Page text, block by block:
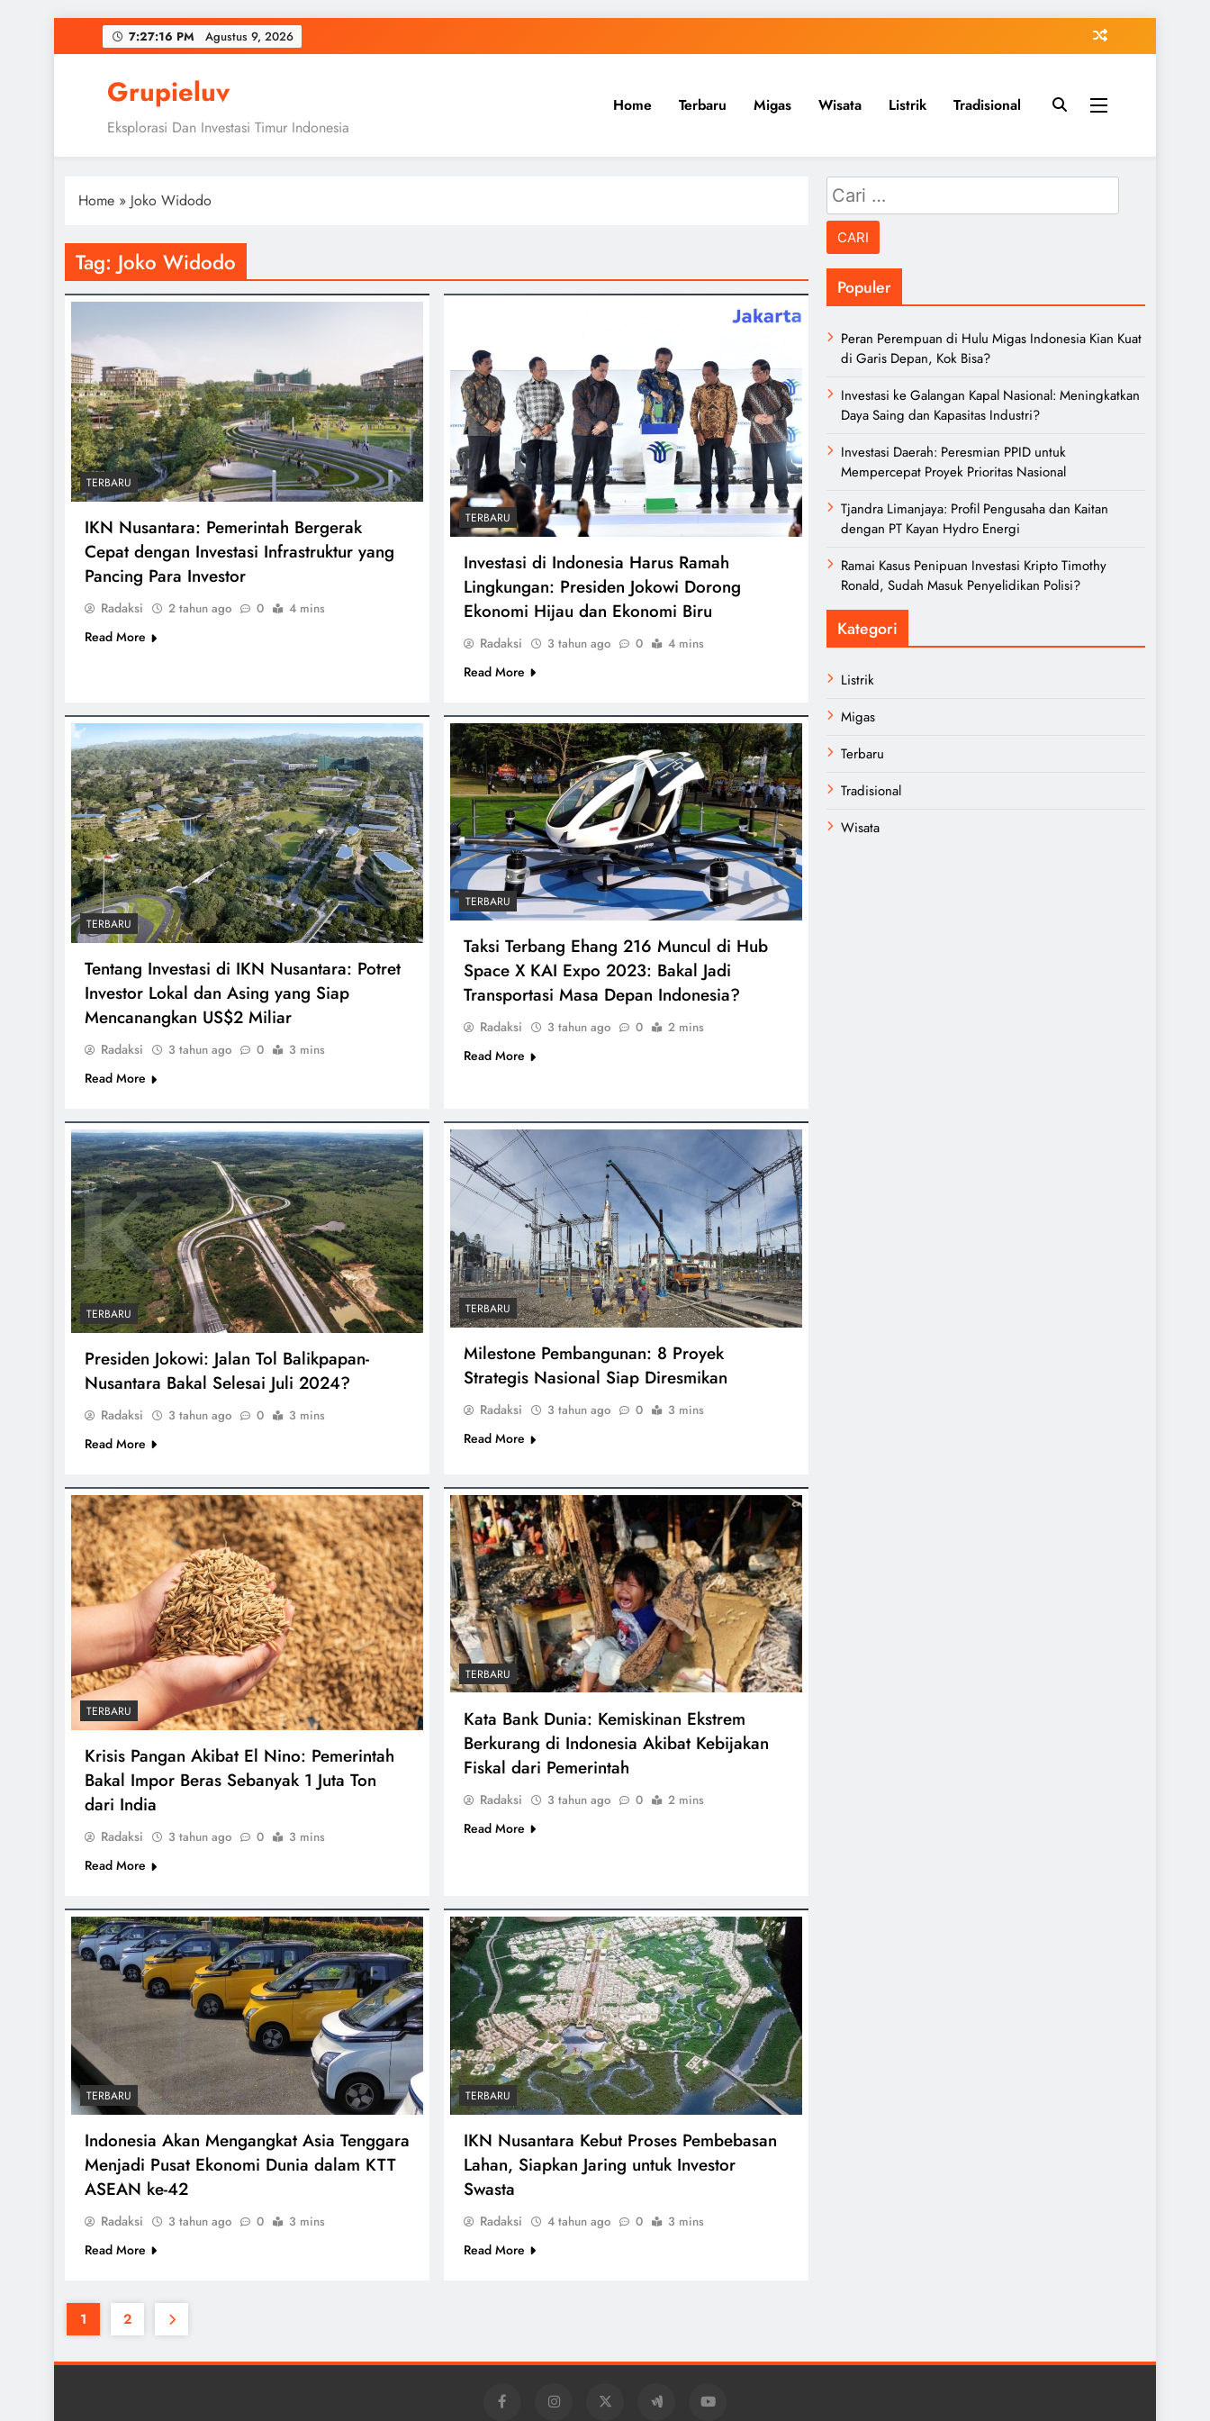
to
7:27:17 PM Agustus 9, 2026
Grupieluv
Eksplorasi Dan Investasi Timur Indonesia
Home Terbaru Migas Wisata Listrik Tradisional
Home » Joko Widodo
Tag: Joko Widodo
TERBARU
IKN Nusantara: Pemerintah Bergerak
Cepat dengan Investasi Infrastruktur yang
Pancing Para Investor
Radaksi 2 tahun ago 0 4 mins
Read More
TERBARU
Investasi di Indonesia Harus Ramah
Lingkungan: Presiden Jokowi Dorong
Ekonomi Hijau dan Ekonomi Biru
Radaksi 3 tahun ago 0 4 mins
Read More
TERBARU
Tentang Investasi di IKN Nusantara: Potret
Investor Lokal dan Asing yang Siap
Mencanangkan US$2 Miliar
Radaksi 3 tahun ago 0 3 mins
Read More
TERBARU
Taksi Terbang Ehang 216 Muncul di Hub
Space X KAI Expo 2023: Bakal Jadi
Transportasi Masa Depan Indonesia?
Radaksi 3 tahun ago 0 2 mins
Read More
TERBARU
Presiden Jokowi: Jalan Tol Balikpapan-
Nusantara Bakal Selesai Juli 2024?
Radaksi 3 tahun ago 0 3 mins
Read More
TERBARU
Milestone Pembangunan: 8 Proyek
Strategis Nasional Siap Diresmikan
Radaksi 3 tahun ago 0 3 mins
Read More
TERBARU
Krisis Pangan Akibat El Nino: Pemerintah
Bakal Impor Beras Sebanyak 1 Juta Ton
dari India
Radaksi 3 tahun ago 0 3 mins
Read More
TERBARU
Kata Bank Dunia: Kemiskinan Ekstrem
Berkurang di Indonesia Akibat Kebijakan
Fiskal dari Pemerintah
Radaksi 3 tahun ago 0 2 mins
Read More
TERBARU
Indonesia Akan Mengangkat Asia Tenggara
Menjadi Pusat Ekonomi Dunia dalam KTT
ASEAN ke-42
Radaksi 3 tahun ago 0 3 mins
Read More
TERBARU
IKN Nusantara Kebut Proses Pembebasan
Lahan, Siapkan Jaring untuk Investor
Swasta
Radaksi 4 tahun ago 0 3 mins
Read More
1 2
Cari
untuk:
Populer
Peran Perempuan di Hulu Migas Indonesia Kian Kuat
di Garis Depan, Kok Bisa?
Investasi ke Galangan Kapal Nasional: Meningkatkan
Daya Saing dan Kapasitas Industri?
Investasi Daerah: Peresmian PPID untuk
Mempercepat Proyek Prioritas Nasional
Tjandra Limanjaya: Profil Pengusaha dan Kaitan
dengan PT Kayan Hydro Energi
Ramai Kasus Penipuan Investasi Kripto Timothy
Ronald, Sudah Masuk Penyelidikan Polisi?
Kategori
Listrik
Migas
Terbaru
Tradisional
Wisata